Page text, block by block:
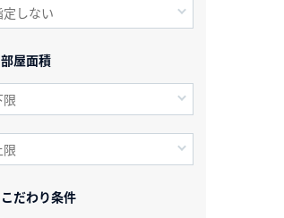
部屋面積
こだわり条件